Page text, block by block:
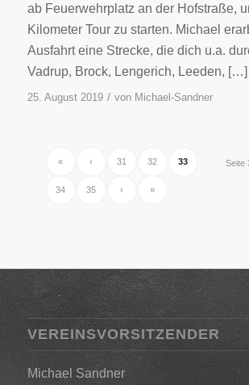
ab Feuerwehrplatz an der Hofstraße,
Kilometer Tour zu starten. Michael
Ausfahrt eine Strecke, die dich u.a.
Vadrup, Brock, Lengerich, Leeden, […]
25. August 2019 / von Michael-Sandner
Seite
« ‹ 31 32 33
34 35 › »
VEREINSVORSITZENDER
Michael Sandner